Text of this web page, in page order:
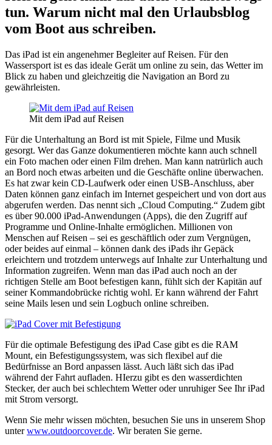
tun. Warum nicht mal den Urlaubsblog
vom Boot aus schreiben.
Das iPad ist ein angenehmer Begleiter auf Reisen. Für den
Wassersport ist es das ideale Gerät um online zu sein, das Wetter im
Blick zu haben und gleichzeitig die Navigation an Bord zu
gewährleisten.
Mit dem iPad auf Reisen
Für die Unterhaltung an Bord ist mit Spiele, Filme und Musik
gesorgt. Wer das Ganze dokumentieren möchte kann auch schnell
ein Foto machen oder einen Film drehen. Man kann natrürlich auch
an Bord noch etwas arbeiten und die Geschäfte online überwachen.
Es hat zwar kein CD-Laufwerk oder einen USB-Anschluss, aber
Daten können ganz einfach im Internet gespeichert und von dort aus
abgerufen werden. Das nennt sich „Cloud Computing.“ Zudem gibt
es über 90.000 iPad-Anwendungen (Apps), die den Zugriff auf
Programme und Online-Inhalte ermöglichen. Millionen von
Menschen auf Reisen – sei es geschäftlich oder zum Vergnügen,
oder beides auf einmal – können dank des iPads ihr Gepäck
erleichtern und trotzdem unterwegs auf Inhalte zur Unterhaltung und
Information zugreifen. Wenn man das iPad auch noch an der
richtigen Stelle am Boot befestigen kann, fühlt sich der Kapitän auf
seiner Kommandobrücke richtig wohl. Er kann während der Fahrt
seine Mails lesen und sein Logbuch online schreiben.
Für die optimale Befestigung des iPad Case gibt es die RAM
Mount, ein Befestigungssystem, was sich flexibel auf die
Bedürfnisse an Bord anpassen lässt. Auch läßt sich das iPad
während der Fahrt aufladen. HIerzu gibt es den wasserdichten
Stecker, der auch bei schlechtem Wetter oder unruhiger See Ihr iPad
mit Strom versorgt.
Wenn Sie mehr wissen möchten, besuchen Sie uns in unserem Shop
unterwww.outdoorcover.de. Wir beraten Sie gerne.